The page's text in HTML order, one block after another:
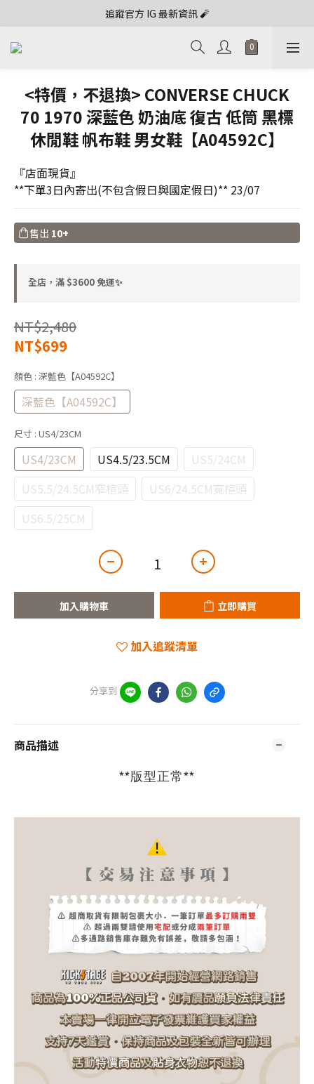
追蹤官方 IG 最新資訊 🧨
<特價，不退換> CONVERSE CHUCK
70 1970 深藍色 奶油底 復古 低筒 黑標
休閒鞋 帆布鞋 男女鞋【A04592C】
『店面現貨』
**下單3日內寄出(不包含假日與國定假日)** 23/07
售出 10+
全店，滿 $3600 免運✨
NT$2,480
NT$699
顏色 : 深藍色【A04592C】
深藍色【A04592C】
尺寸 : US4/23CM
US4/23CM US4.5/23.5CM
US5/24CM
US5.5/24.5CM窄楦頭
US6/24.5CM寬楦頭
US6.5/25CM
加入購物車 立即購買
加入追蹤清單
分享到
商品描述
**版型正常**